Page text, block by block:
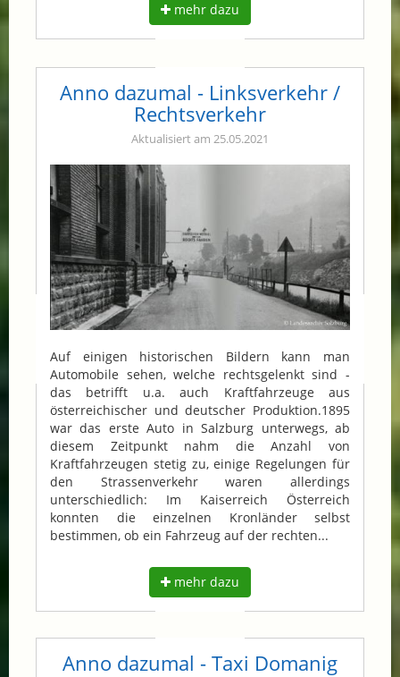
mehr dazu
Anno dazumal - Linksverkehr /
Rechtsverkehr
Aktualisiert am 25.05.2021
Auf einigen historischen Bildern kann man
Automobile sehen, welche rechtsgelenkt sind -
das betrifft u.a. auch Kraftfahrzeuge aus
österreichischer und deutscher Produktion.1895
war das erste Auto in Salzburg unterwegs, ab
diesem Zeitpunkt nahm die Anzahl von
Kraftfahrzeugen stetig zu, einige Regelungen für
den Strassenverkehr waren allerdings
unterschiedlich: Im Kaiserreich Österreich
konnten die einzelnen Kronländer selbst
bestimmen, ob ein Fahrzeug auf der rechten...
mehr dazu
Anno dazumal - Taxi Domanig